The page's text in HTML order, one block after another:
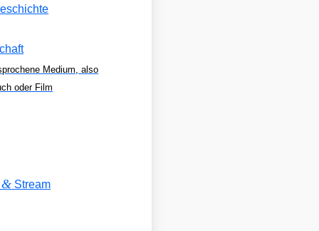
Medium, also
oder Film
& Stream